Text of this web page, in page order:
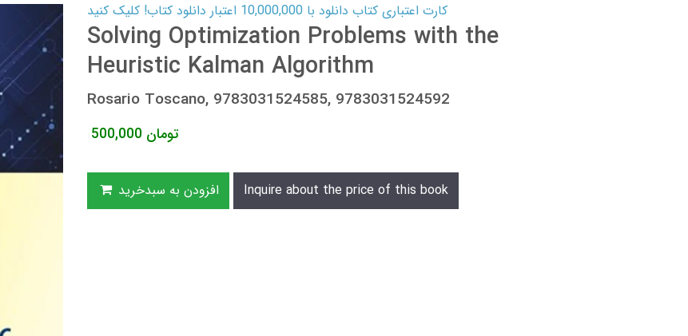
کارت اعتباری کتاب دانلود با 10,000,000 اعتبار دانلود کتاب! کلیک کنید
Solving Optimization Problems with the
Heuristic Kalman Algorithm
Rosario Toscano, 9783031524585, 9783031524592
500,000 تومان
افزودن به سبدخرید Inquire about the price of this book